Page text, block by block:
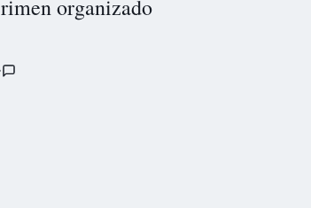
organizado